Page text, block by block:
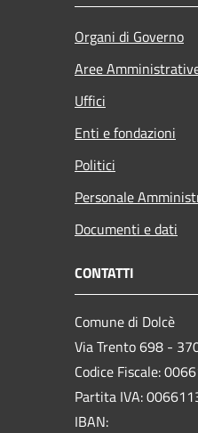
Organi di Governo
Aree
Uffici
Enti e fondazioni
Politici
Personale
Documenti e dati
CONTATTI
Comune di Dolcè
Via Trento 698 -
Codice Fiscale:
Partita IVA:
IBAN: